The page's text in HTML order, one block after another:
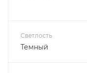
Светлость
Темный